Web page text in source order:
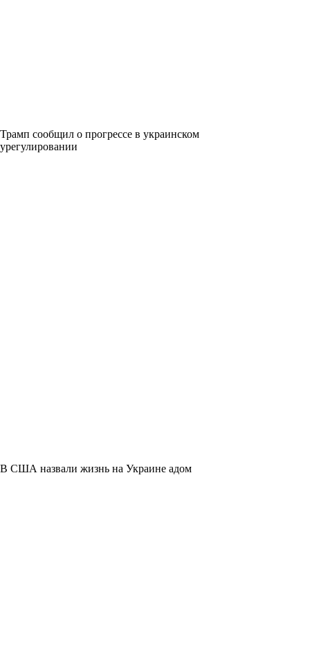
Трамп сообщил о прогрессе в украинском
урегулировании
В США назвали жизнь на Украине адом